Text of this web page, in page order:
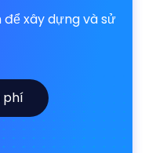
xây dựng và sử
phí